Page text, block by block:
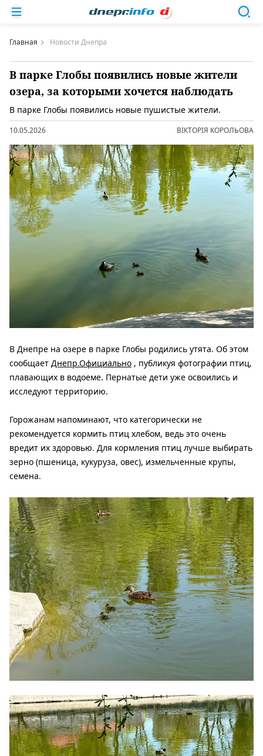
Главная Новости Днепра
В парке Глобы появились новые жители
озера, за которыми хочется наблюдать
В парке Глобы появились новые пушистые жители.
10.05.2026 ВІКТОРІЯ КОРОЛЬОВА
В Днепре на озере в парке Глобы родились утята. Об этом
сообщает Днепр.Официально , публикуя фотографии птиц,
плавающих в водоеме. Пернатые дети уже освоились и
исследуют территорию.
Горожанам напоминают, что категорически не
рекомендуется кормить птиц хлебом, ведь это очень
вредит их здоровью. Для кормления птиц лучше выбирать
зерно (пшеница, кукуруза, овес), измельченные крупы,
семена.